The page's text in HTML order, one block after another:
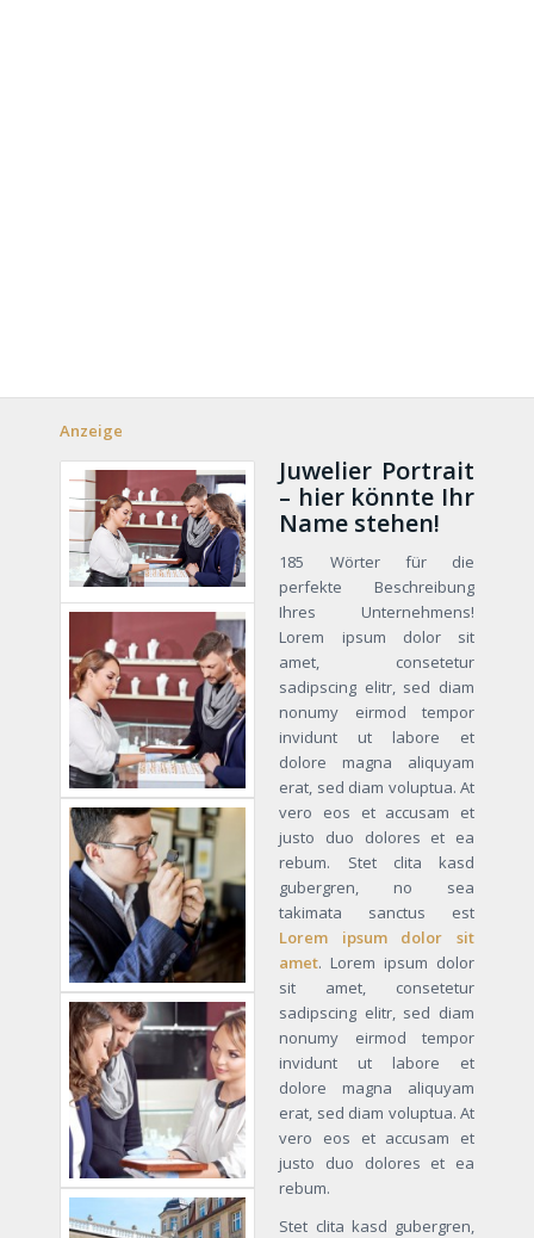
Anzeige
Juwelier Portrait
– hier könnte Ihr
Name stehen!
185 Wörter für die
perfekte Beschreibung
Ihres Unternehmens!
Lorem ipsum dolor sit
amet, consetetur
sadipscing elitr, sed diam
nonumy eirmod tempor
invidunt ut labore et
dolore magna aliquyam
erat, sed diam voluptua. At
vero eos et accusam et
justo duo dolores et ea
rebum. Stet clita kasd
gubergren, no sea
takimata sanctus est
Lorem ipsum dolor sit
amet. Lorem ipsum dolor
sit amet, consetetur
sadipscing elitr, sed diam
nonumy eirmod tempor
invidunt ut labore et
dolore magna aliquyam
erat, sed diam voluptua. At
vero eos et accusam et
justo duo dolores et ea
rebum.
Stet clita kasd gubergren,